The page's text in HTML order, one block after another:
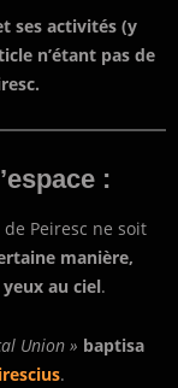
ses activités (y
n’étant pas de
:
Peiresc ne soit
manière,
au ciel.
Union » baptisa
.